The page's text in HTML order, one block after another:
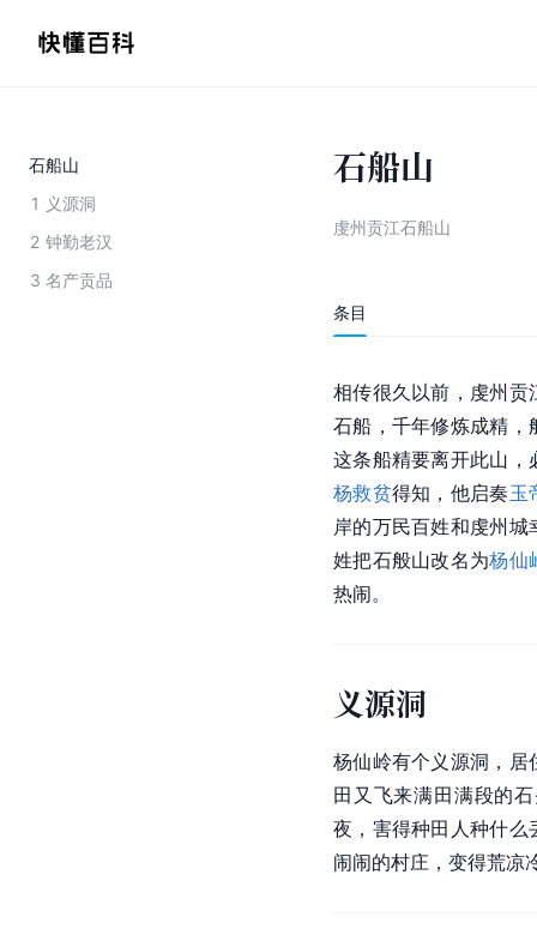
石船山
1 义源洞
2 钟勤老汉
3 名产贡品
石船山
虔州贡江石船山
条目
相传很久以前，虔州贡
石船，千年修炼成精，
这条船精要离开此山
杨救贫得知，他启奏玉
岸的万民百姓和虔州
姓把石般山改名为杨仙
热闹。
义源洞
杨仙岭有个义源洞，居
田又飞来满田满段的
夜，害得种田人种什么
闹闹的村庄，变得荒凉